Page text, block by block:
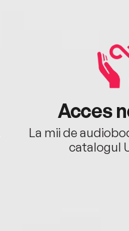
Acces
La mii de
catalogul